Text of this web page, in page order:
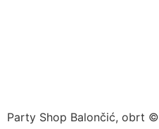
Party Shop Balončić, obrt ©